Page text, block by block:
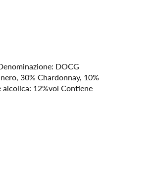
DOCG
30% Chardonnay, 10%
alcolica: 12%vol Contiene